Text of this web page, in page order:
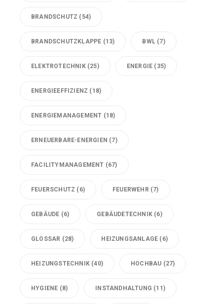
BRANDSCHUTZ (54)
BRANDSCHUTZKLAPPE (13) BWL (7)
ELEKTROTECHNIK(25) ENERGIE (35)
ENERGIEEFFIZIENZ (18)
ENERGIEMANAGEMENT (18)
ERNEUERBARE-ENERGIEN (7)
FACILITYMANAGEMENT (67)
FEUERSCHUTZ (6) FEUERWEHR (7)
GEBÄUDE (6) GEBÄUDETECHNIK (6)
GLOSSAR (28) HEIZUNGSANLAGE (6)
HEIZUNGSTECHNIK (40) HOCHBAU (27)
HYGIENE (8) INSTANDHALTUNG (11)